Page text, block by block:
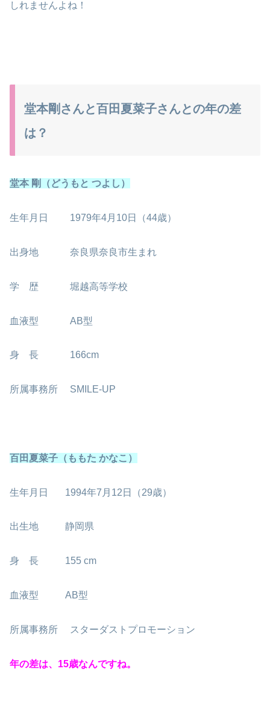
しれませんよね！
堂本剛さんと百田夏菜子さんとの年の差
は？
堂本 剛（どうもと つよし）
生年月日 1979年4月10日（44歳）
出身地 奈良県奈良市生まれ
学 歴 堀越高等学校
血液型 AB型
身 長 166cm
所属事務所 SMILE-UP
百田夏菜子（ももた かなこ）
生年月日 1994年7月12日（29歳）
出生地 静岡県
身 長 155 cm
血液型 AB型
所属事務所 スターダストプロモーション
年の差は、15歳なんですね。